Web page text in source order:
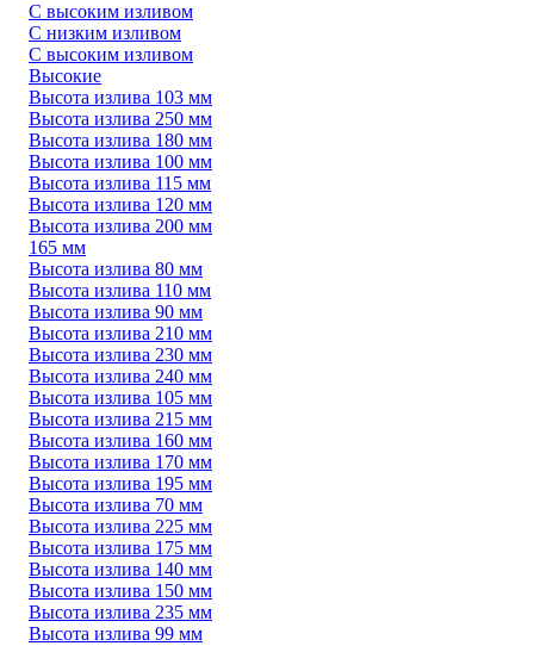
С высоким изливом
С низким изливом
С высоким изливом
Высокие
Высота излива 103 мм
Высота излива 250 мм
Высота излива 180 мм
Высота излива 100 мм
Высота излива 115 мм
Высота излива 120 мм
Высота излива 200 мм
165 мм
Высота излива 80 мм
Высота излива 110 мм
Высота излива 90 мм
Высота излива 210 мм
Высота излива 230 мм
Высота излива 240 мм
Высота излива 105 мм
Высота излива 215 мм
Высота излива 160 мм
Высота излива 170 мм
Высота излива 195 мм
Высота излива 70 мм
Высота излива 225 мм
Высота излива 175 мм
Высота излива 140 мм
Высота излива 150 мм
Высота излива 235 мм
Высота излива 99 мм